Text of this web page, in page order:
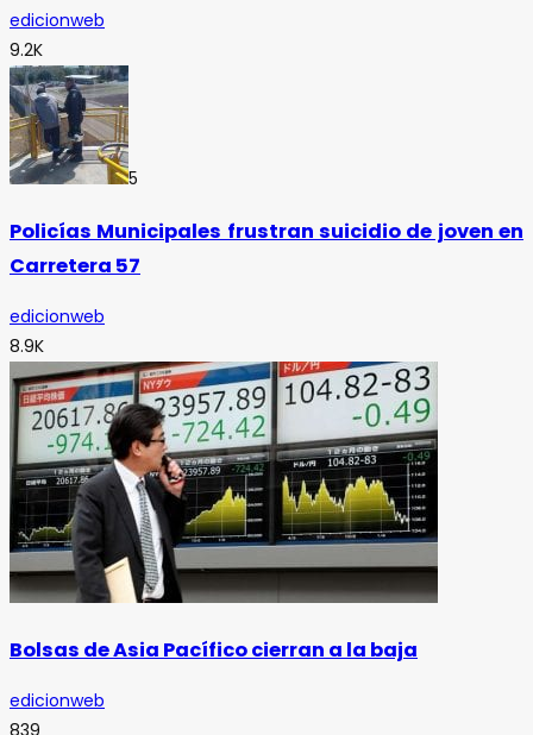
edicionweb
9.2K
5
Policías Municipales frustran suicidio de joven en
Carretera 57
edicionweb
8.9K
Bolsas de Asia Pacífico cierran a la baja
edicionweb
839